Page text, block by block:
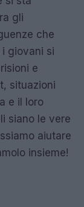
gli
che
giovani si
e
situazioni
e il loro
siano le vere
aiutare
insieme!